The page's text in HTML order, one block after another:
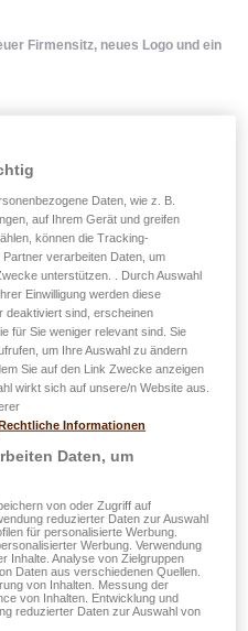
Firmensitz, neues Logo und ein
neues Logo
Slogan
de domicile : la plus
de Luxembourg a
situé au Centre
à Leudelange au
villes de Luxembourg
connexion pratique au
Luxembourg.
Daten, wie z. B.
auf Ihrem Gerät und greifen
können die Tracking-
verarbeiten Daten, um
unterstützen. . Durch Auswahl
Einwilligung werden diese
deaktiviert sind, erscheinen
für Sie weniger relevant sind. Sie
um Ihre Auswahl zu ändern
Sie auf den Link Zwecke anzeigen
wirkt sich auf unsere/n Website aus.
Informationen
Daten, um
von oder Zugriff auf
reduzierter Daten zur Auswahl
für personalisierte Werbung.
Werbung. Verwendung
Inhalte. Analyse von Zielgruppen
Daten aus verschiedenen Quellen.
von Inhalten. Messung der
von Inhalten. Entwicklung und
reduzierter Daten zur Auswahl von